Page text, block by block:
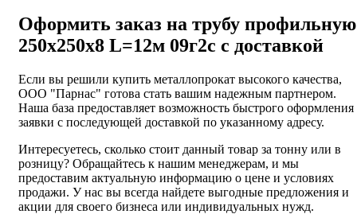
Оформить заказ на трубу профильную
250х250х8 L=12м 09г2с с доставкой
Если вы решили купить металлопрокат высокого качества,
ООО "Парнас" готова стать вашим надежным партнером.
Наша база предоставляет возможность быстрого оформления
заявки с последующей доставкой по указанному адресу.
Интересуетесь, сколько стоит данный товар за тонну или в
розницу? Обращайтесь к нашим менеджерам, и мы
предоставим актуальную информацию о цене и условиях
продажи. У нас вы всегда найдете выгодные предложения и
акции для своего бизнеса или индивидуальных нужд.